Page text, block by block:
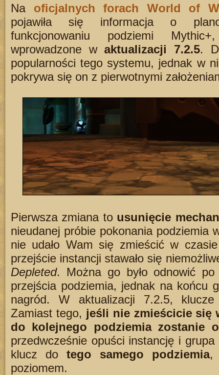
Na oficjalnych forach World of
pojawiła się informacja o
funkcjonowaniu podziemi
wprowadzone waktualizacji 7.2.5.
popularności tego systemu, jednak w
pokrywa się on z pierwotnymi
Pierwsza zmiana to usunięcie
nieudanej próbie pokonania podziemia
nie udało Wam się zmieścić w
przejście instancji stawało się
Depleted. Można go było odnowić
przejścia podziemia, jednak na końcu
nagród. W aktualizacji 7.2.5,
Zamiast tego, jeśli nie zmieścicie się
do kolejnego podziemia zostanie
przedwcześnie opuści instancję i
klucz do tego samego podziemia,
poziomem.